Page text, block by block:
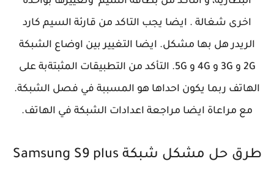
اخرى شغالة . ايضا يجب التاكد من قارئة السيم كارد
الريدر هل بها مشكل. ايضا التغيير بين اوضاع الشبكة
2G و 3G و 4G و 5G. التأكد من التطبيقات المثبتةبة على
الهاتف ربما يكون احداها هو المسببة في فصل الشبكة.
مع مراعاة ايضا مراجعة اعدادات الشبكة في الهاتف.
طرق حل مشكل شبكة Samsung S9 plus